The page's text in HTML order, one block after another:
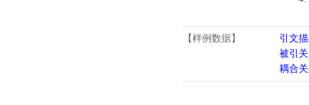
【样例数据】
引文
被引
耦合